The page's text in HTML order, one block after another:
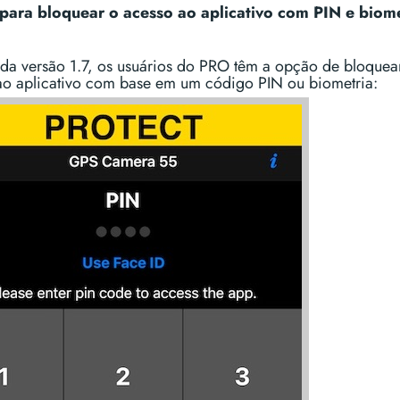
bloquear o acesso ao aplicativo com PIN e
versão 1.7, os usuários do PRO têm a opção de
aplicativo com base em um código PIN ou biometria: